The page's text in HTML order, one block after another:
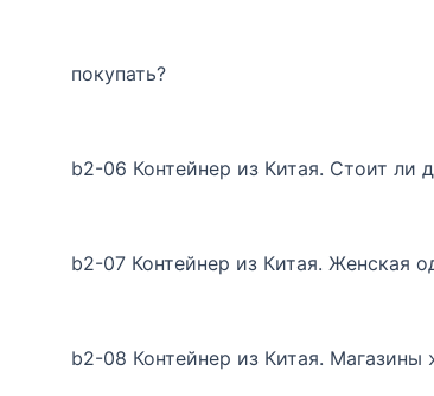
покупать?
b2-06 Контейнер из Китая. Стоит ли
b2-07 Контейнер из Китая. Женская
b2-08 Контейнер из Китая.